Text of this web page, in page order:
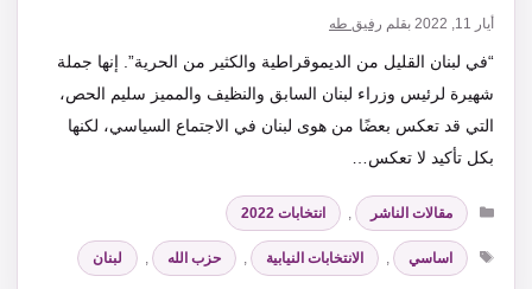
أيار 11, 2022 بقلم رفيق طه
“في لبنان القليل من الديموقراطية والكثير من الحرية”. إنها جملة
شهيرة لرئيس وزراء لبنان السابق والنظيف والمميز سليم الحص،
التي قد تعكس بعضًا من هوى لبنان في الاجتماع السياسي، لكنها
بكل تأكيد لا تعكس…
التصنيفات
مقالات الناشر ,
انتخابات 2022
الوسوم
اساسي , الانتخابات النيابية , حزب الله , لبنان